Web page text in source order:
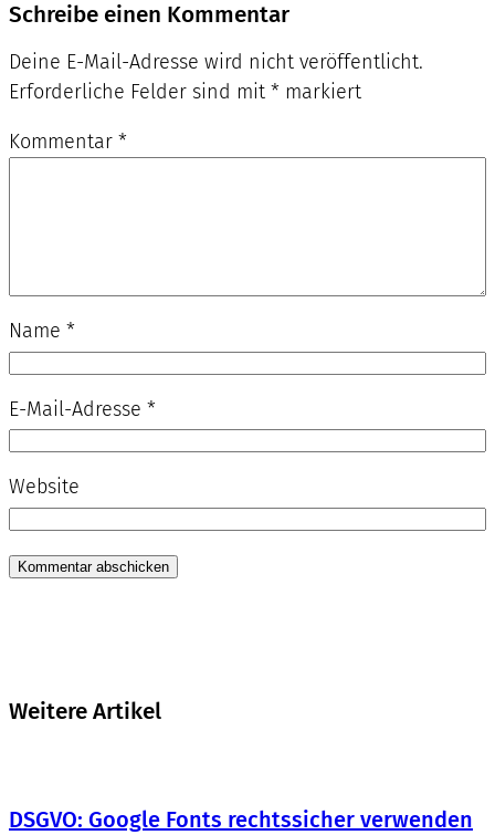
Schreibe einen Kommentar
Deine E-Mail-Adresse wird nicht veröffentlicht.
Erforderliche Felder sind mit * markiert
Kommentar *
Name *
E-Mail-Adresse *
Website
Weitere Artikel
DSGVO: Google Fonts rechtssicher verwenden